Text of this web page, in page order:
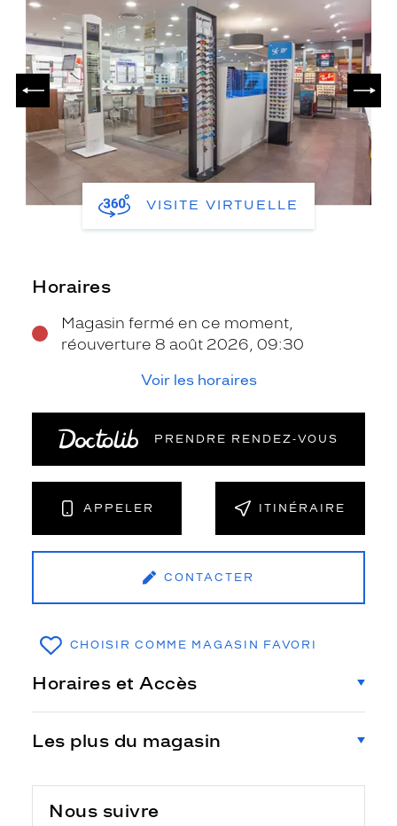
PRÉCÉDENT
VISITE VIRTUELLE
Horaires
Magasin fermé en ce moment,
réouverture 8 août 2026, 09:30
Voir les horaires
PRENDRE RENDEZ‑VOUS
APPELER ITINÉRAIRE
CONTACTER
CHOISIR COMME MAGASIN FAVORI
Horaires et Accès
Les plus du magasin
Nous suivre